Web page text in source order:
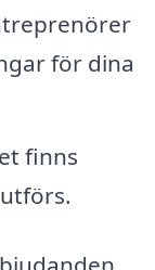
för dina
finns